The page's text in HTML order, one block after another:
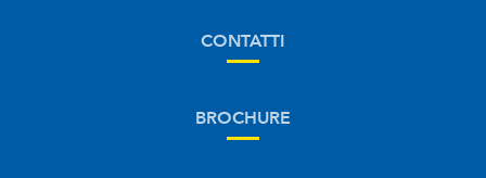
CONTATTI
BROCHURE